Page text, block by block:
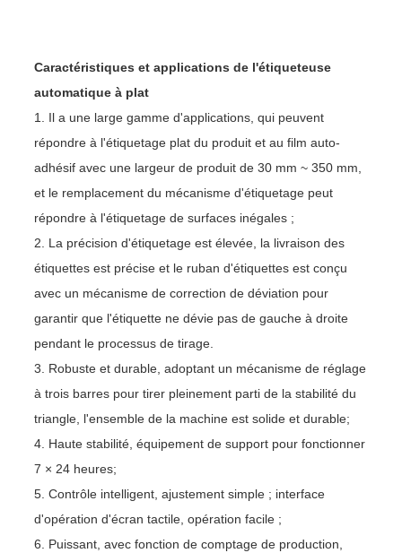
Caractéristiques et applications de l'étiqueteuse
automatique à plat
1. Il a une large gamme d'applications, qui peuvent
répondre à l'étiquetage plat du produit et au film auto-
adhésif avec une largeur de produit de 30 mm ~ 350 mm,
et le remplacement du mécanisme d'étiquetage peut
répondre à l'étiquetage de surfaces inégales ;
2. La précision d'étiquetage est élevée, la livraison des
étiquettes est précise et le ruban d'étiquettes est conçu
avec un mécanisme de correction de déviation pour
garantir que l'étiquette ne dévie pas de gauche à droite
pendant le processus de tirage.
3. Robuste et durable, adoptant un mécanisme de réglage
à trois barres pour tirer pleinement parti de la stabilité du
triangle, l'ensemble de la machine est solide et durable;
4. Haute stabilité, équipement de support pour fonctionner
7 × 24 heures;
5. Contrôle intelligent, ajustement simple ; interface
d'opération d'écran tactile, opération facile ;
6. Puissant, avec fonction de comptage de production,